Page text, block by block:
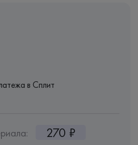
в Сплит
270 ₽